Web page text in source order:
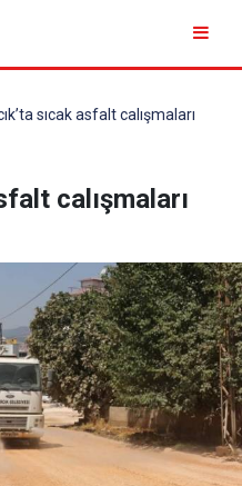
sıcak asfalt calışmaları
calışmaları